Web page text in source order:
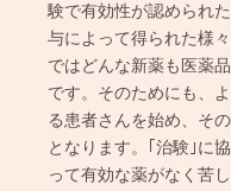
験で有効性が認められ
与によって得られた様
ではどんな新薬も医薬
です。そのためにも、
る患者さんを始め、そ
となります。｢治験｣に
って有効な薬がなく苦